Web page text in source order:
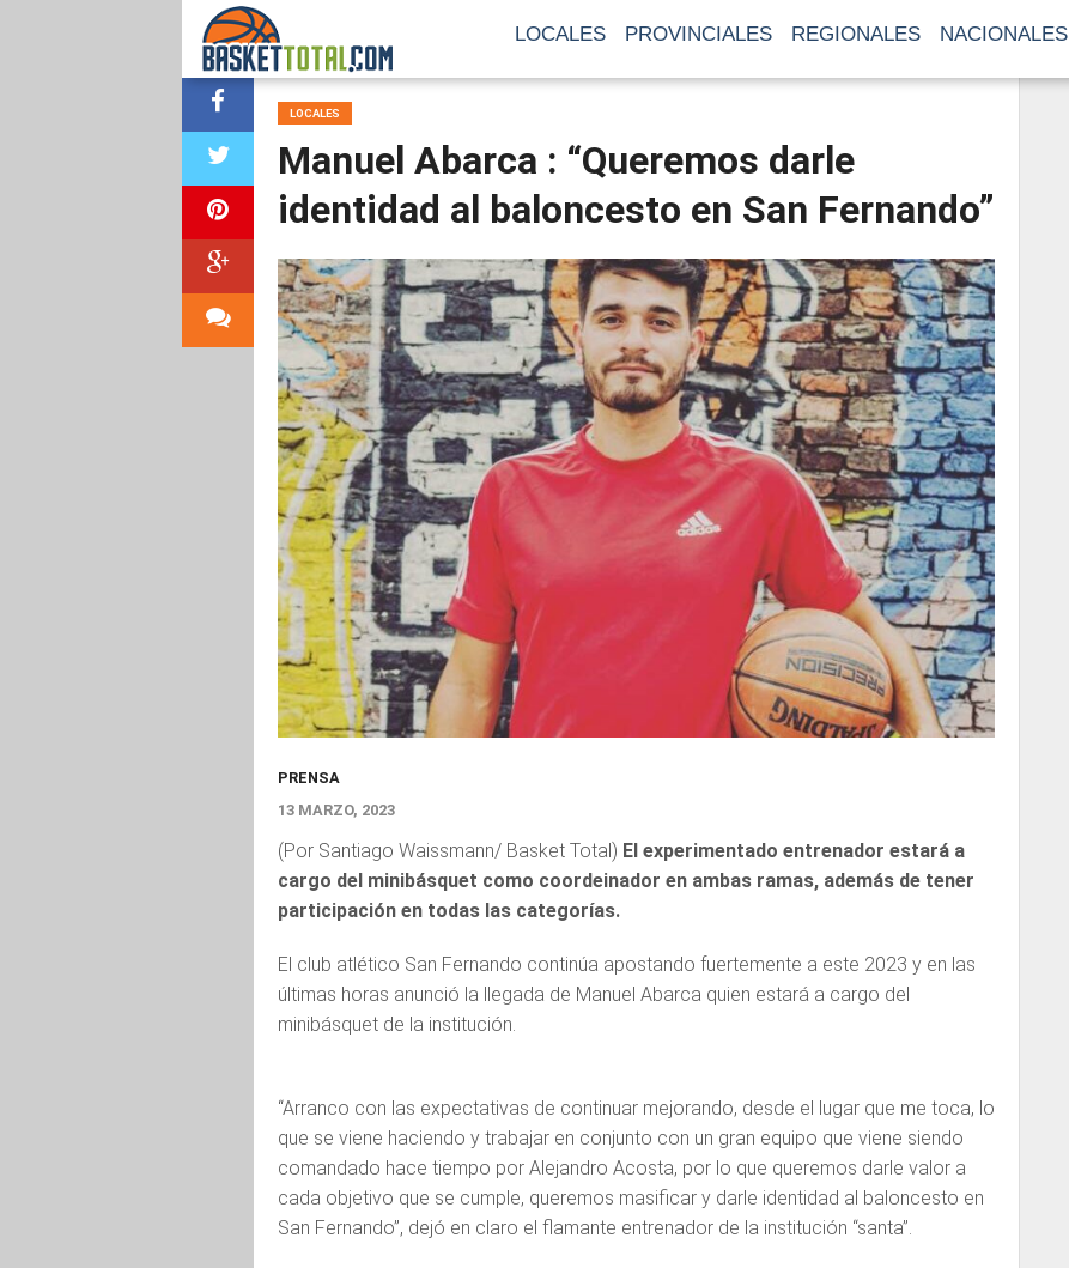
LOCALES PROVINCIALES REGIONALES NACIONALES
LOCALES
Manuel Abarca : “Queremos darle
identidad al baloncesto en San Fernando”
PRENSA
13 MARZO, 2023
(Por Santiago Waissmann/ Basket Total) El experimentado entrenador estará a
cargo del minibásquet como coordeinador en ambas ramas, además de tener
participación en todas las categorías.
El club atlético San Fernando continúa apostando fuertemente a este 2023 y en las
últimas horas anunció la llegada de Manuel Abarca quien estará a cargo del
minibásquet de la institución.
“Arranco con las expectativas de continuar mejorando, desde el lugar que me toca, lo
que se viene haciendo y trabajar en conjunto con un gran equipo que viene siendo
comandado hace tiempo por Alejandro Acosta, por lo que queremos darle valor a
cada objetivo que se cumple, queremos masificar y darle identidad al baloncesto en
San Fernando”, dejó en claro el flamante entrenador de la institución “santa”.